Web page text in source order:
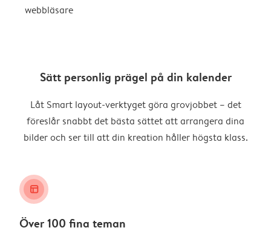
webbläsare
Sätt personlig prägel på din kalender
Låt Smart layout-verktyget göra grovjobbet – det
föreslår snabbt det bästa sättet att arrangera dina
bilder och ser till att din kreation håller högsta klass.
layout_alt
Över 100 fina teman